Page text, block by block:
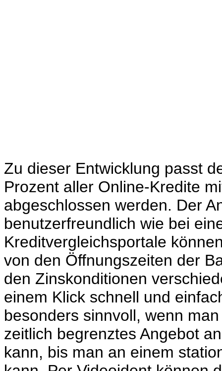
Zu dieser Entwicklung passt
Prozent aller Online-Kredite
abgeschlossen werden. Der
benutzerfreundlich wie bei
Kreditvergleichsportale
von den Öffnungszeiten der
den Zinskonditionen
einem Klick schnell und
besonders sinnvoll, wenn
zeitlich begrenztes Angebot
kann, bis man an einem